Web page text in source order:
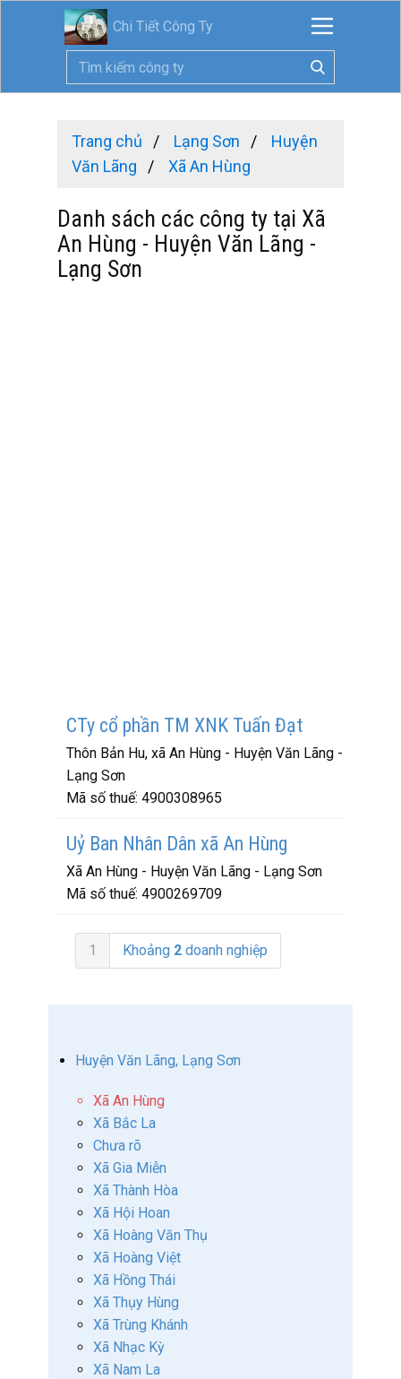
Chi Tiết Công Ty
Trang chủ Lạng Sơn
Huyện
Văn Lãng
Xã An Hùng
Danh sách các công ty tại Xã
An Hùng - Huyện Văn Lãng -
Lạng Sơn
CTy cổ phần TM XNK Tuấn Đạt
Thôn Bản Hu, xã An Hùng - Huyện Văn Lãng -
Lạng Sơn
Mã số thuế: 4900308965
Uỷ Ban Nhân Dân xã An Hùng
Xã An Hùng - Huyện Văn Lãng - Lạng Sơn
Mã số thuế: 4900269709
1 Khoảng 2 doanh nghiệp
Huyện Văn Lãng, Lạng Sơn
Xã An Hùng
Xã Bắc La
Chưa rõ
Xã Gia Miễn
Xã Thành Hòa
Xã Hội Hoan
Xã Hoàng Văn Thụ
Xã Hoàng Việt
Xã Hồng Thái
Xã Thụy Hùng
Xã Trùng Khánh
Xã Nhạc Kỳ
Xã Nam La